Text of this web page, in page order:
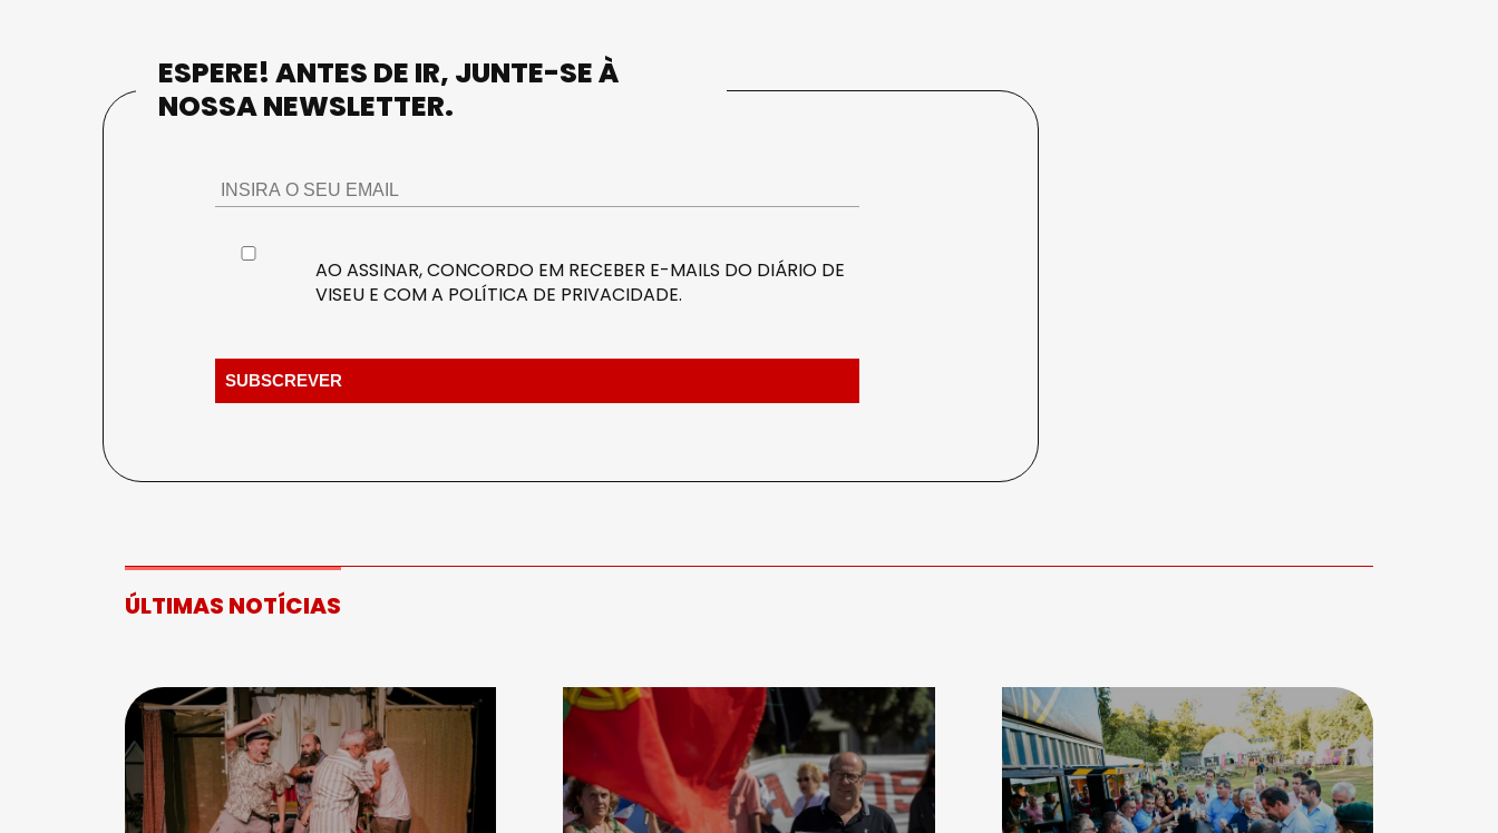
ESPERE! ANTES DE IR, JUNTE-SE À
NOSSA NEWSLETTER.
AO ASSINAR, CONCORDO EM RECEBER E-MAILS DO DIÁRIO DE
VISEU E COM A POLÍTICA DE PRIVACIDADE.
ÚLTIMAS NOTÍCIAS